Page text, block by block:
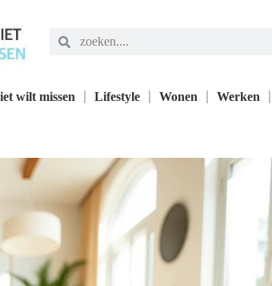
wilt missen Lifestyle Wonen Werken